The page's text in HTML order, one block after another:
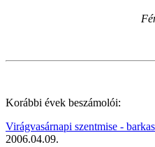
Korábbi évek beszámolói:
Virágvasárnapi szentmise -
2006.04.09.